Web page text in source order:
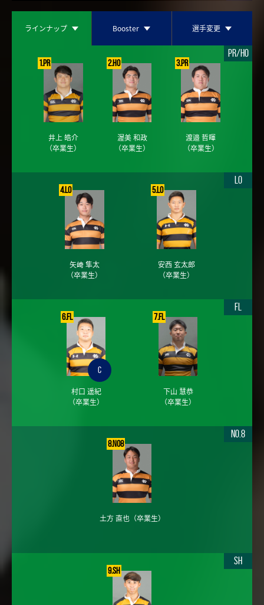
ラインナップ Booster 選手変更
1.PR
井上 皓介
（卒業生）
2.HO
渥美 和政
（卒業生）
3.PR
渡邉 哲暉
（卒業生）
PR/HO
4.LO
矢﨑 隼太
（卒業生）
5.LO
安西 玄太郎
（卒業生）
LO
6.FL
C
村口 遥紀
（卒業生）
7.FL
下山 慧恭
（卒業生）
FL
8.No8
土方 直也（卒業生）
No.8
9.SH
SH